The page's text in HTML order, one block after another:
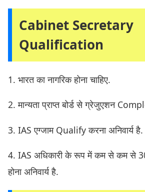
Cabinet Secretary
Qualification
1. भारत का नागरिक होना चाहिए.
2. मान्यता प्राप्त बोर्ड से ग्रेजुएशन
3. IAS एग्जाम Qualify करना अनिवार्य है.
4. IAS अधिकारी के रूप में कम से कम से
होना अनिवार्य है.